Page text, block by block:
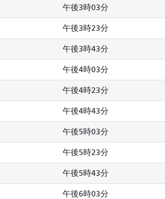
午後3時03分
午後3時23分
午後3時43分
午後4時03分
午後4時23分
午後4時43分
午後5時03分
午後5時23分
午後5時43分
午後6時03分